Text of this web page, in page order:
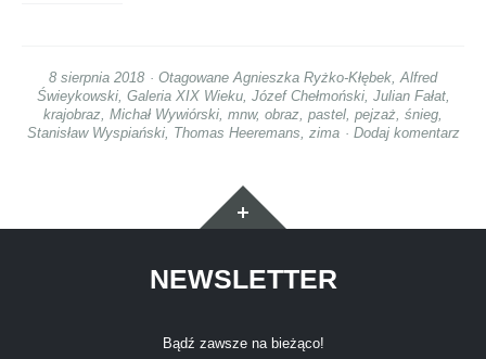
8 sierpnia 2018 OtagowaneAgnieszka Ryżko-Kłębek,Alfred
Świeykowski, Galeria XIX Wieku, Józef Chełmoński, Julian Fałat,
krajobraz, Michał Wywiórski, mnw, obraz, pastel, pejzaż, śnieg,
Stanisław Wyspiański, Thomas Heeremans, zima Dodaj komentarz
Widgety
NEWSLETTER
Bądź zawsze na bieżąco!